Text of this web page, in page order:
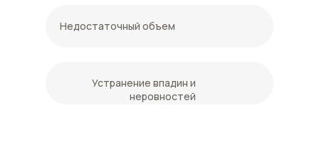
Устранение впадин и
неровностей
Недостаточный объем